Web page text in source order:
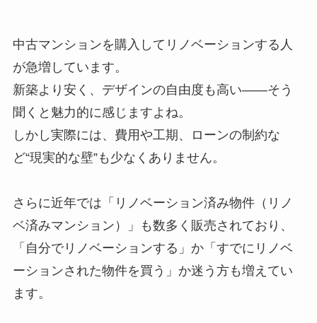
中古マンションを購入してリノベーションする人
が急増しています。
新築より安く、デザインの自由度も高い——そう
聞くと魅力的に感じますよね。
しかし実際には、費用や工期、ローンの制約な
ど“現実的な壁”も少なくありません。
さらに近年では「リノベーション済み物件（リノ
ベ済みマンション）」も数多く販売されており、
「自分でリノベーションする」か「すでにリノベ
ーションされた物件を買う」か迷う方も増えてい
ます。